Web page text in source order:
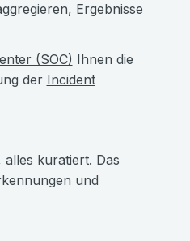
Ergebnisse
(SOC) Ihnen die
der Incident
kuratiert. Das
und